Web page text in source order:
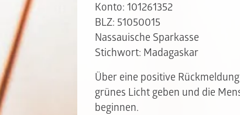
Konto: 101261352
BLZ: 51050015
Nassauische Sparkasse
Stichwort: Madagaskar
Über eine positive
grünes Licht geben und die
beginnen.